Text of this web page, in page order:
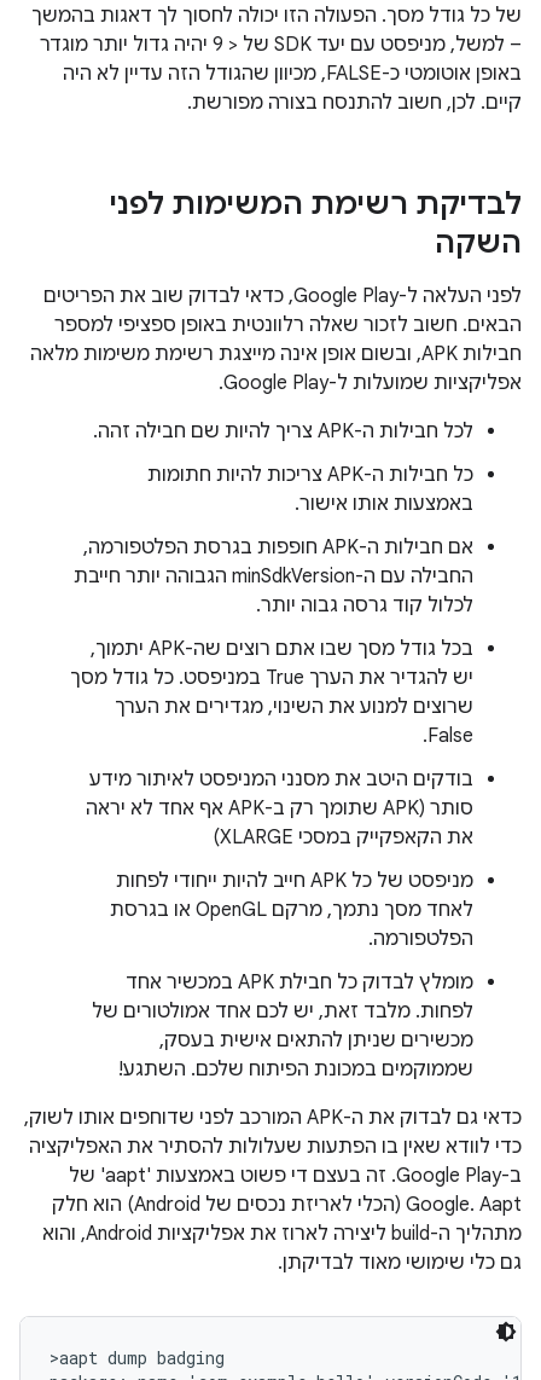
של כל גודל מסך. הפעולה הזו יכולה לחסוך לך דאגות בהמשך
– למשל, מניפסט עם יעד SDK של < 9 יהיה גדול יותר מוגדר
באופן אוטומטי כ-FALSE, מכיוון שהגודל הזה עדיין לא היה
קיים. לכן, חשוב להתנסח בצורה מפורשת.
לבדיקת רשימת המשימות לפני
השקה
לפני העלאה ל-Google Play, כדאי לבדוק שוב את הפריטים
הבאים. חשוב לזכור שאלה רלוונטית באופן ספציפי למספר
חבילות APK, ובשום אופן אינה מייצגת רשימת משימות מלאה
אפליקציות שמועלות ל-Google Play.
לכל חבילות ה-APK צריך להיות שם חבילה זהה.
כל חבילות ה-APK צריכות להיות חתומות
באמצעות אותו אישור.
אם חבילות ה-APK חופפות בגרסת הפלטפורמה,
החבילה עם ה-minSdkVersion הגבוהה יותר חייבת
לכלול קוד גרסה גבוה יותר.
בכל גודל מסך שבו אתם רוצים שה-APK יתמוך,
יש להגדיר את הערך True במניפסט. כל גודל מסך
שרוצים למנוע את השינוי, מגדירים את הערך
False.
בודקים היטב את מסנני המניפסט לאיתור מידע
סותר (APK שתומך רק ב-APK אף אחד לא יראה
את הקאפקייק במסכי XLARGE)
מניפסט של כל APK חייב להיות ייחודי לפחות
לאחד מסך נתמך, מרקם OpenGL או בגרסת
הפלטפורמה.
מומלץ לבדוק כל חבילת APK במכשיר אחד
לפחות. מלבד זאת, יש לכם אחד אמולטורים של
מכשירים שניתן להתאים אישית בעסק,
שממוקמים במכונת הפיתוח שלכם. השתגע!
כדאי גם לבדוק את ה-APK המורכב לפני שדוחפים אותו לשוק,
כדי לוודא שאין בו הפתעות שעלולות להסתיר את האפליקציה
ב-Google Play. זה בעצם די פשוט באמצעות 'aapt' של
Google. Aapt (הכלי לאריזת נכסים של Android) הוא חלק
מתהליך ה-build ליצירה לארוז את אפליקציות Android, והוא
גם כלי שימושי מאוד לבדיקתן.
>aapt dump badging